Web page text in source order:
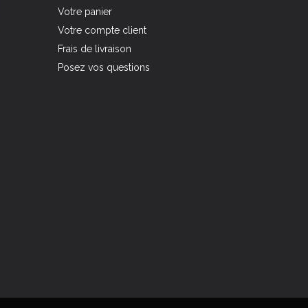
Votre panier
Votre compte client
Frais de livraison
Posez vos questions